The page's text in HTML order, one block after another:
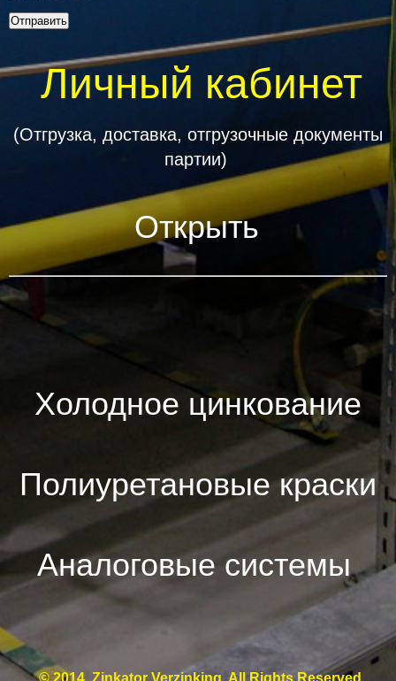
Личный кабинет
(Отгрузка, доставка, отгрузочные документы
партии)
Открыть
Холодное цинкование
Полиуретановые краски
Аналоговые системы
© 2014. Zinkator Verzinking. All Rights Reserved.